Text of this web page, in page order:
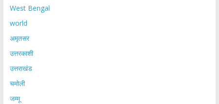
West Bengal
world
अमृतसर
उत्तरकाशी
उत्तराखंड
चमोली
जम्मू